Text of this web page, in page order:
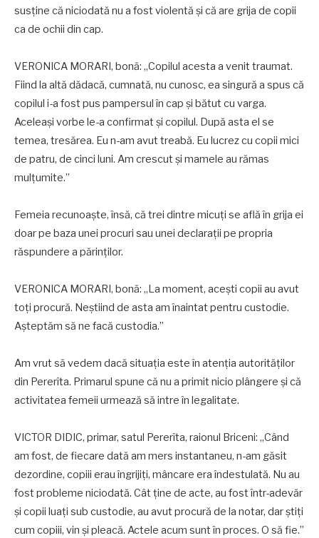
susţine că niciodată nu a fost violentă şi că are grija de copii
ca de ochii din cap.
VERONICA MORARI, bonă: „Copilul acesta a venit traumat.
Fiind la altă dădacă, cumnată, nu cunosc, ea singură a spus că
copilul i-a fost pus pampersul în cap şi bătut cu varga.
Aceleaşi vorbe le-a confirmat şi copilul. După asta el se
temea, tresărea. Eu n-am avut treabă. Eu lucrez cu copii mici
de patru, de cinci luni. Am crescut şi mamele au rămas
mulţumite.”
Femeia recunoaşte, însă, că trei dintre micuţi se află în grija ei
doar pe baza unei procuri sau unei declaraţii pe propria
răspundere a părinţilor.
VERONICA MORARI, bonă: „La moment, aceşti copii au avut
toţi procură. Neştiind de asta am înaintat pentru custodie.
Aşteptăm să ne facă custodia.”
Am vrut să vedem dacă situaţia este în atenţia autorităţilor
din Pererîta. Primarul spune că nu a primit nicio plângere şi că
activitatea femeii urmează să intre în legalitate.
VICTOR DIDIC, primar, satul Pererîta, raionul Briceni: „Când
am fost, de fiecare dată am mers instantaneu, n-am găsit
dezordine, copiii erau îngrijiţi, mâncare era îndestulată. Nu au
fost probleme niciodată. Cât ţine de acte, au fost într-adevăr
şi copii luaţi sub custodie, au avut procură de la notar, dar ştiţi
cum copiii, vin şi pleacă. Actele acum sunt în proces. O să fie.”